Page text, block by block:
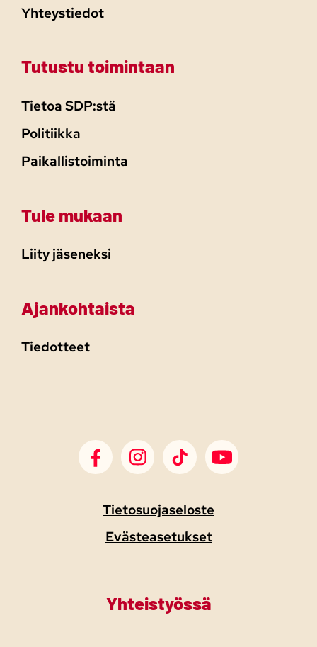
Yhteystiedot
Tutustu toimintaan
Tietoa SDP:stä
Politiikka
Paikallistoiminta
Tule mukaan
Liity jäseneksi
Ajankohtaista
Tiedotteet
SDP Facebook
SDP Instagram
SDP TikTokSDP Youtube
Tietosuojaseloste
Evästeasetukset
Yhteistyössä